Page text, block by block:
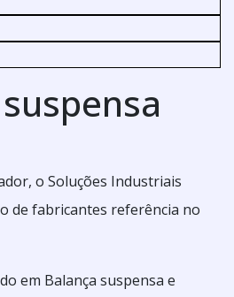
o Soluções Industriais
de fabricantes referência no
em Balança suspensa e